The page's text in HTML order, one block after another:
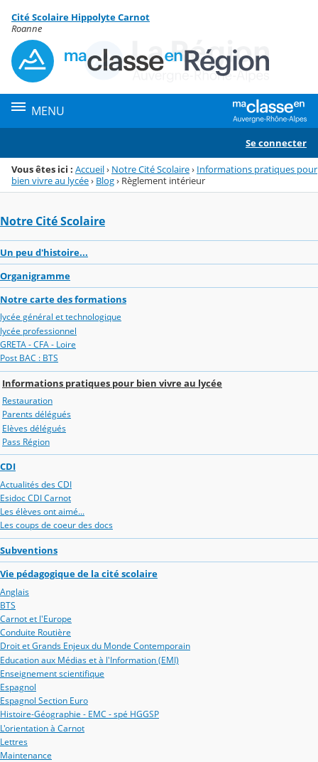
Menu de la rubrique
Contenu
Cité Scolaire Hippolyte Carnot
Roanne
MENU
Se connecter
Vous êtes ici : Accueil› Notre Cité Scolaire› Informations pratiques pour
bien vivre au lycée› Blog› Règlement intérieur
Notre Cité Scolaire
Un peu d'histoire...
Organigramme
Notre carte des formations
lycée général et technologique
lycée professionnel
GRETA - CFA - Loire
Post BAC : BTS
Informations pratiques pour bien vivre au lycée
Restauration
Parents délégués
Elèves délégués
Pass Région
CDI
Actualités des CDI
Esidoc CDI Carnot
Les élèves ont aimé...
Les coups de coeur des docs
Subventions
Vie pédagogique de la cité scolaire
Anglais
BTS
Carnot et l'Europe
Conduite Routière
Droit et Grands Enjeux du Monde Contemporain
Education aux Médias et à l'Information (EMI)
Enseignement scientifique
Espagnol
Espagnol Section Euro
Histoire-Géographie - EMC - spé HGGSP
L'orientation à Carnot
Lettres
Maintenance